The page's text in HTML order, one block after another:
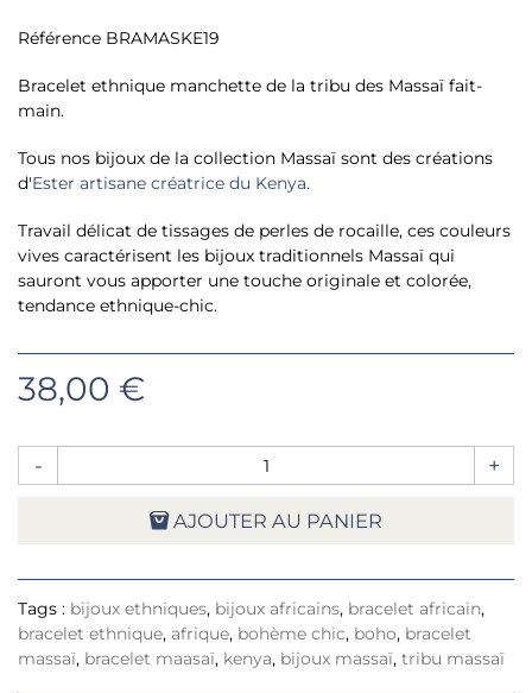
Référence BRAMASKE19
Bracelet ethnique manchette de la tribu des Massaï fait-
main.
Tous nos bijoux de la collection Massaï sont des créations
d'Ester artisane créatrice du Kenya.
Travail délicat de tissages de perles de rocaille, ces couleurs
vives caractérisent les bijoux traditionnels Massaï qui
sauront vous apporter une touche originale et colorée,
tendance ethnique-chic.
38,00 €
- +
AJOUTER AU PANIER
Tags : bijoux ethniques, bijoux africains, bracelet africain,
bracelet ethnique, afrique, bohème chic, boho, bracelet
massaï, bracelet maasaï, kenya, bijoux massaï, tribu massaï